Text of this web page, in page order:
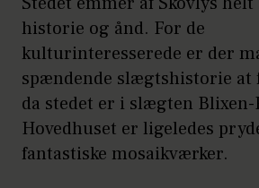
historie og ånd. For de
kulturinteresserede er der
spændende slægtshistorie at
da stedet er i slægten Blixen-
Hovedhuset er ligeledes
fantastiske mosaikværker.